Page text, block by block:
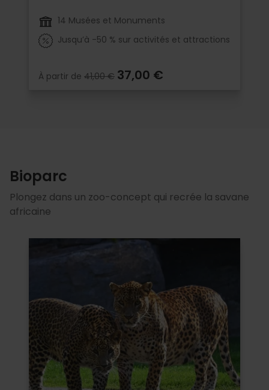
14 Musées et Monuments
Jusqu’à -50 % sur activités et attractions
À partir de 41,00 € 37,00 €
Bioparc
Plongez dans un zoo-concept qui recrée la savane
africaine